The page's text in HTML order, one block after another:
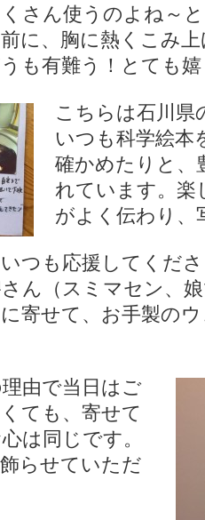
さん使うのよね～
に、胸に熱くこみ
も有難う！とても
こちらは石川県
いつも科学絵本
確かめたりと、
れています。楽
がよく伝わり、
つも応援してくだ
ん（スミマセン、
寄せて、お手製の
由で当日はご
ても、寄せて
は同じです。
らせていただ